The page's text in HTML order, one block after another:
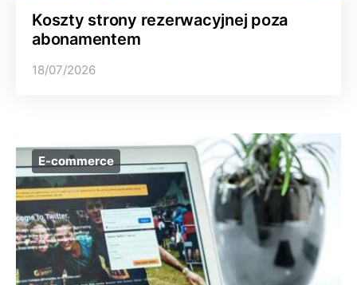
Koszty strony rezerwacyjnej poza
abonamentem
18/07/2026
E-commerce